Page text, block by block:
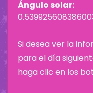
Ángulo solar:
Si desea ver la
para el día
haga clic en los